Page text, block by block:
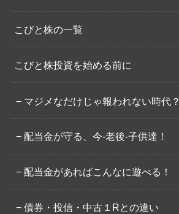
こびと株の一覧
こびと株投資を始める前に
マジメなだけじゃ報われない時代？
配当金が守る、今-老後-子供達！
配当金があればこんなに遊べる！
債券・投信・中古１Rとの違い